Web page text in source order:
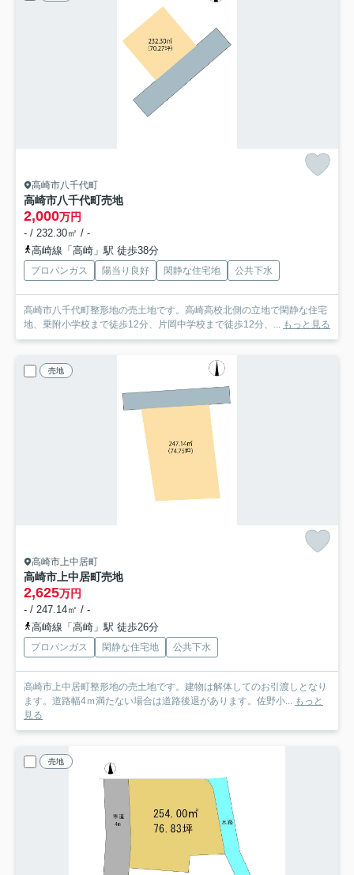
高崎市八千代町
高崎市八千代町売地
2,000万円
- / 232.30㎡ / -
高崎線「高崎」駅 徒歩38分
プロパンガス 陽当り良好 閑静な住宅地 公共下水
高崎市八千代町整形地の売土地です。高崎高校北側の立地で閑静な住宅
地、乗附小学校まで徒歩12分、片岡中学校まで徒歩12分、... もっと見る
売地
高崎市上中居町
高崎市上中居町売地
2,625万円
- / 247.14㎡ / -
高崎線「高崎」駅 徒歩26分
プロパンガス 閑静な住宅地 公共下水
高崎市上中居町整形地の売土地です。建物は解体してのお引渡しとなり
ます。道路幅4ｍ満たない場合は道路後退があります。佐野小... もっと
見る
売地